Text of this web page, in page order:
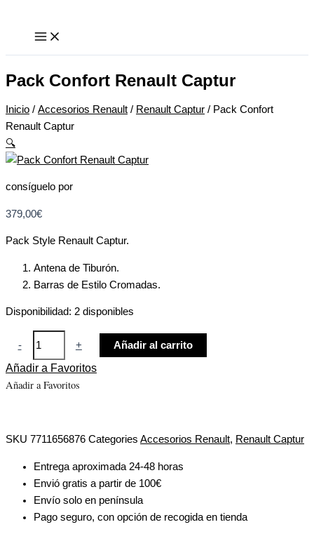
contenido
Pack Confort Renault Captur
Inicio / Accesorios Renault / Renault Captur / Pack Confort
Renault Captur
🔍
consíguelo por
379,00€
Pack Style Renault Captur.
Antena de Tiburón.
Barras de Estilo Cromadas.
Disponibilidad: 2 disponibles
-
Renault
Captur
cantidad
+ Añadir al carrito
Añadir a Favoritos
Añadir a Favoritos
SKU 7711656876 Categories Accesorios Renault, Renault Captur
Entrega aproximada 24-48 horas
Envió gratis a partir de 100€
Envío solo en península
Pago seguro, con opción de recogida en tienda
múltiples
opciones
múltiples
opciones